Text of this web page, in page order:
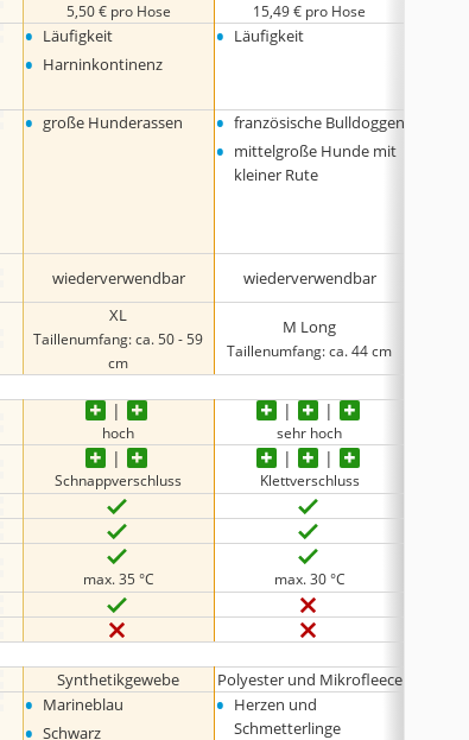
5,50 € pro Hose 15,49 € pro Hose
• Läufigkeit
• Harninkontinenz
• Läufigkeit
• große Hunderassen • französische Bulldoggen
• mittelgroße Hunde mit
kleiner Rute
wiederverwendbar wiederverwendbar
XL
Taillenumfang: ca. 50 - 59
cm
M Long
Taillenumfang: ca. 44 cm
hoch sehr hoch
Schnappverschluss Klettverschluss
max. 35 °C max. 30 °C
Synthetikgewebe Polyester und Mikrofleece
• Marineblau
Schwarz
• Herzen und
Schmetterlinge